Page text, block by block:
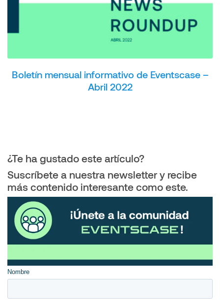
Boletín mensual informativo de Eventscase –
Abril 2022
¿Te ha gustado este artículo?
Suscríbete a nuestra newsletter y recibe
más contenido interesante como este.